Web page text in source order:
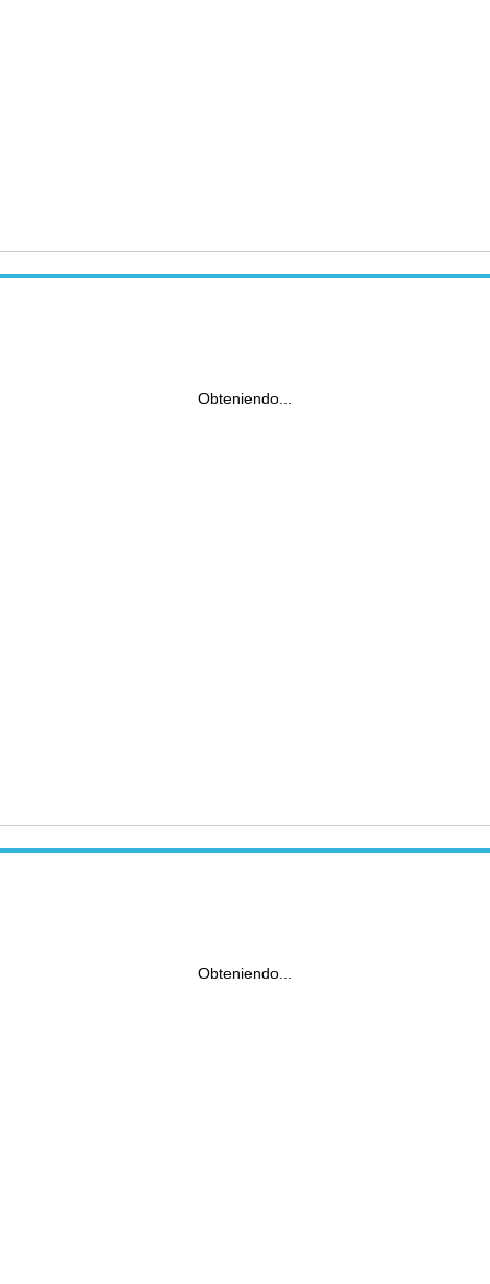
Obteniendo...
Obteniendo...